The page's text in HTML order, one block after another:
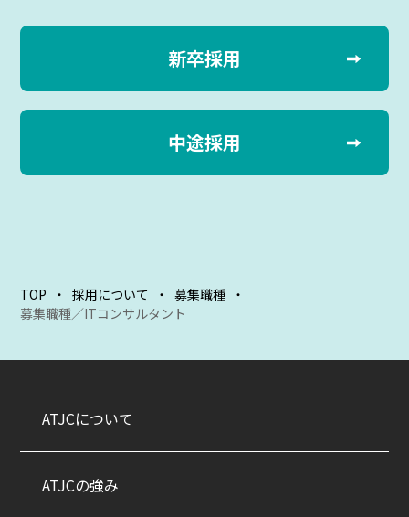
新卒採用
中途採用
TOP 採用について
募集職種
募集職種／ITコンサルタント
ATJCについて
ATJCの強み